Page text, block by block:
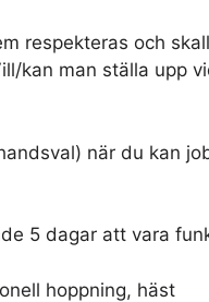
respekteras och
kan man ställa upp
när du kan
5 dagar att vara
häst